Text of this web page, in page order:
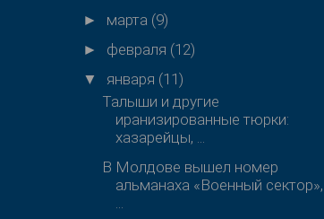
► марта (9)
► февраля (12)
▼ января (11)
Талыши и другие
иранизированные тюрки:
хазарейцы, ...
В Молдове вышел номер
альманаха «Военный сектор»,